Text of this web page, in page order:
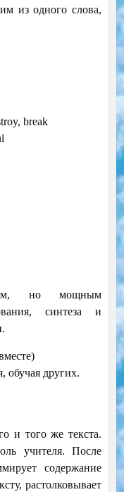
из одного слова,
break
но мощным
синтеза и
обучая других.
и того же текста.
учителя. После
содержание
растолковывает